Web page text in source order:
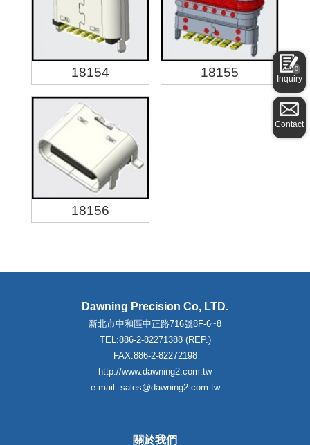
0
Inquiry
Contact
18154 18155
18156
Dawning Precision Co, LTD.
新北市中和區中正路716號8F-6~8
TEL:886-2-82271388 (REP.)
FAX:886-2-82272198
http://www.dawning2.com.tw
e-mail: sales@dawning2.com.tw
關於我們